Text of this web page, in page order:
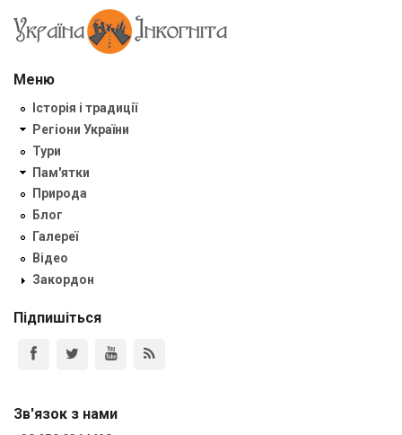
Меню
Історія і традиції
Регіони України
Тури
Пам'ятки
Природа
Блог
Галереї
Відео
Закордон
Підпишіться
Зв'язок з нами